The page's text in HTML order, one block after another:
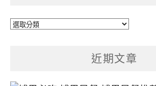
文
近期文章